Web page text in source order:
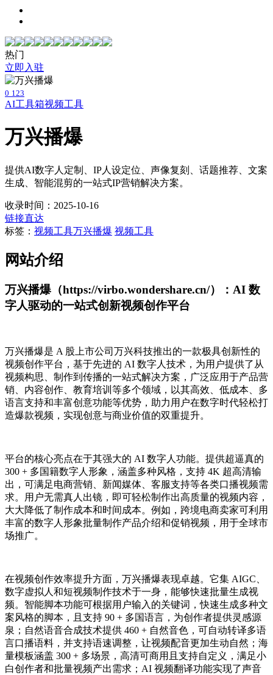
热门
立即入驻
0 123
AI工具箱视频工具
万兴播爆
提供AI数字人定制、IP人设定位、声像复刻、话题推荐、文案
生成、智能混剪的一站式IP营销解决方案。
收录时间：2025-10-16
链接直达
标签： 视频工具万兴播爆 视频工具
网站介绍
万兴播爆（https://virbo.wondershare.cn/）：AI 数
字人驱动的一站式创新视频创作平台
万兴播爆是 A 股上市公司万兴科技推出的一款极具创新性的
视频创作平台，基于先进的 AI 数字人技术，为用户提供了从
视频构思、制作到传播的一站式解决方案，广泛应用于产品营
销、内容创作、教育培训等多个领域，以其高效、低成本、多
语言支持和丰富创意功能等优势，助力用户在数字时代轻松打
造爆款视频，实现创意与商业价值的双重提升。
平台的核心亮点在于其强大的 AI 数字人功能。提供超逼真的
300 + 多国籍数字人形象，涵盖多种风格，支持 4K 超高清输
出，可满足电商营销、新闻媒体、客服支持等各类口播视频需
求。用户无需真人出镜，即可轻松制作出高质量的视频内容，
大大降低了制作成本和时间成本。例如，跨境电商卖家可利用
丰富的数字人形象批量制作产品介绍和促销视频，用于全球市
场推广。
在视频创作效率提升方面，万兴播爆表现卓越。它集 AIGC、
数字虚拟人和短视频制作技术于一身，能够快速批量生成视
频。智能脚本功能可根据用户输入的关键词，快速生成多种文
案风格的脚本，且支持 90 + 多国语言，为创作者提供灵感源
泉；自然语音合成技术提供 460 + 自然音色，可自动转译多语
言口播语料，并支持语速调整，让视频配音更加生动自然；海
量模板涵盖 300 + 多场景，高清可商用且支持自定义，满足小
白创作者和批量视频产出需求；AI 视频翻译功能实现了声音